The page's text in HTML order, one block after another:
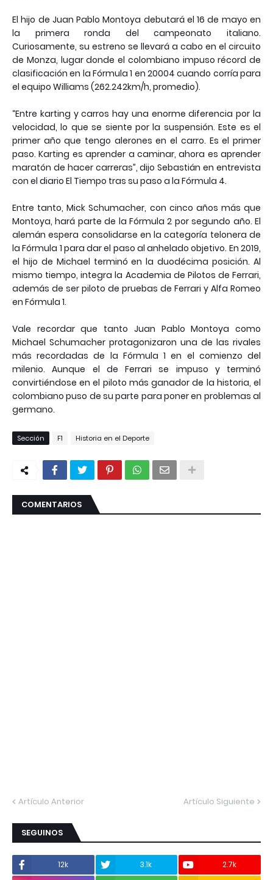
El hijo de Juan Pablo Montoya debutará el 16 de mayo en
la primera ronda del campeonato italiano.
Curiosamente, su estreno se llevará a cabo en el circuito
de Monza, lugar donde el colombiano impuso récord de
clasificación en la Fórmula 1 en 20004 cuando corría para
el equipo Williams (262.242km/h, promedio).
“Entre karting y carros hay una enorme diferencia por la
velocidad, lo que se siente por la suspensión. Este es el
primer año que tengo alerones en el carro. Es el primer
paso. Karting es aprender a caminar, ahora es aprender
maratón de hacer carreras”, dijo Sebastián en entrevista
con el diario El Tiempo tras su paso a la Fórmula 4.
Entre tanto, Mick Schumacher, con cinco años más que
Montoya, hará parte de la Fórmula 2 por segundo año. El
alemán espera consolidarse en la categoría telonera de
la Fórmula 1 para dar el paso al anhelado objetivo. En 2019,
el hijo de Michael terminó en la duodécima posición. Al
mismo tiempo, integra la Academia de Pilotos de Ferrari,
además de ser piloto de pruebas de Ferrari y Alfa Romeo
en Fórmula 1.
Vale recordar que tanto Juan Pablo Montoya como
Michael Schumacher protagonizaron una de las rivales
más recordadas de la Fórmula 1 en el comienzo del
milenio. Aunque el de Ferrari se impuso y terminó
convirtiéndose en el piloto más ganador de la historia, el
colombiano puso de su parte para poner en problemas al
germano.
Sección F1 Historia en el Deporte
COMENTARIOS
Artículo Anterior Artículo Siguiente
SEGUINOS
12k 3.1k 2.7k